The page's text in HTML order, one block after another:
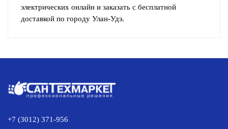
электрических онлайн и заказать с бесплатной
доставкой по городу Улан-Удэ.
+7 (3012) 371-956